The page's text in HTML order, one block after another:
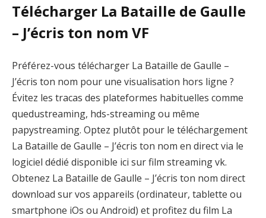
Télécharger La Bataille de Gaulle
– J’écris ton nom VF
Préférez-vous télécharger La Bataille de Gaulle –
J’écris ton nom pour une visualisation hors ligne ?
Évitez les tracas des plateformes habituelles comme
quedustreaming, hds-streaming ou même
papystreaming. Optez plutôt pour le téléchargement
La Bataille de Gaulle – J’écris ton nom en direct via le
logiciel dédié disponible ici sur film streaming vk.
Obtenez La Bataille de Gaulle – J’écris ton nom direct
download sur vos appareils (ordinateur, tablette ou
smartphone iOs ou Android) et profitez du film La